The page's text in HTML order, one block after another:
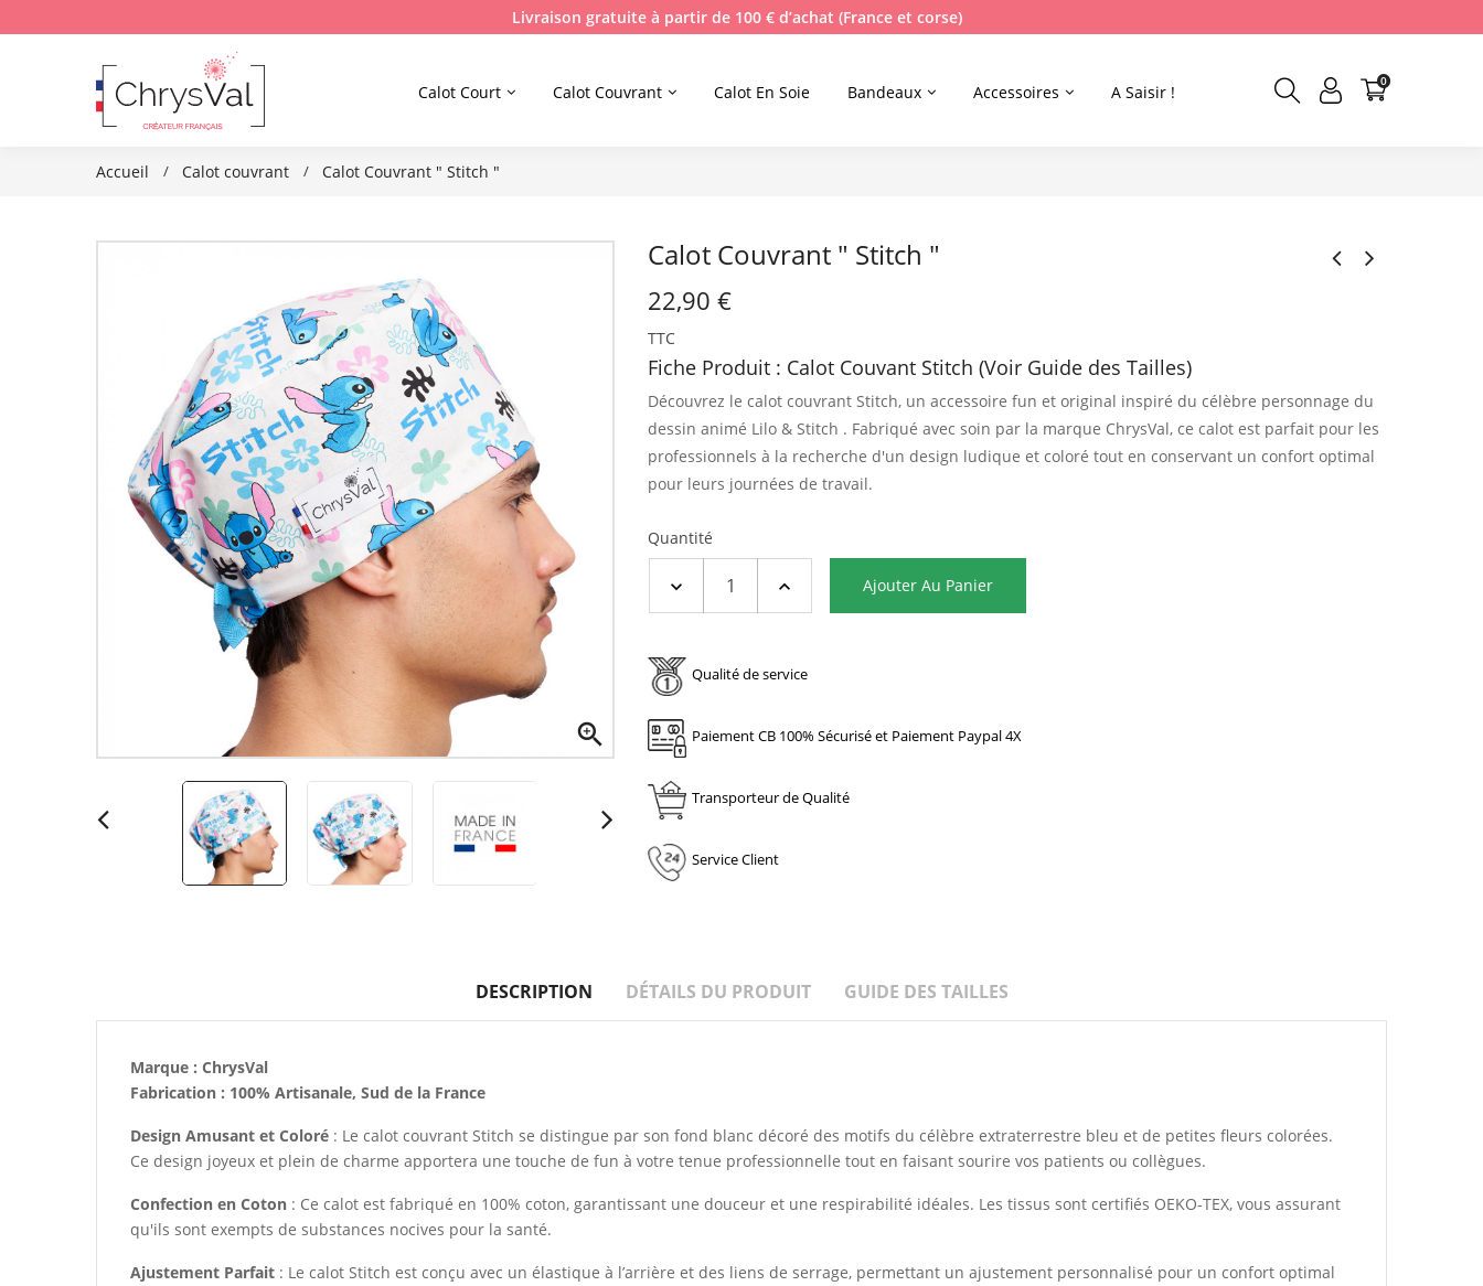
Livraison gratuite à partir de 100 € d’achat (France et corse)
Calot Court Calot Couvrant Calot En Soie Bandeaux Accessoires A Saisir !
0
Accueil Calot couvrant Calot Couvrant " Stitch "

Calot Couvrant " Stitch "
22,90 €
TTC
Fiche Produit : Calot Couvant Stitch (Voir Guide des Tailles)
Découvrez le calot couvrant Stitch, un accessoire fun et original inspiré du célèbre personnage du
dessin animé Lilo & Stitch . Fabriqué avec soin par la marque ChrysVal, ce calot est parfait pour les
professionnels à la recherche d'un design ludique et coloré tout en conservant un confort optimal
pour leurs journées de travail.
Quantité
Ajouter Au Panier
Qualité de service
Paiement CB 100% Sécurisé et Paiement Paypal 4X
Transporteur de Qualité
Service Client
DESCRIPTION DÉTAILS DU PRODUIT GUIDE DES TAILLES
Marque : ChrysVal
Fabrication : 100% Artisanale, Sud de la France
Design Amusant et Coloré : Le calot couvrant Stitch se distingue par son fond blanc décoré des motifs du célèbre extraterrestre bleu et de petites fleurs colorées.
Ce design joyeux et plein de charme apportera une touche de fun à votre tenue professionnelle tout en faisant sourire vos patients ou collègues.
Confection en Coton : Ce calot est fabriqué en 100% coton, garantissant une douceur et une respirabilité idéales. Les tissus sont certifiés OEKO-TEX, vous assurant
qu'ils sont exempts de substances nocives pour la santé.
Ajustement Parfait : Le calot Stitch est conçu avec un élastique à l’arrière et des liens de serrage, permettant un ajustement personnalisé pour un confort optimal